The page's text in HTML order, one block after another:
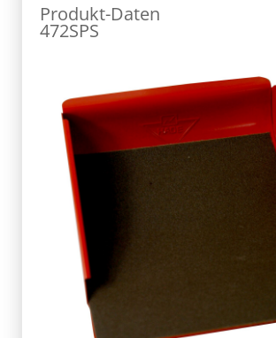
Produkt-Daten
472SPS